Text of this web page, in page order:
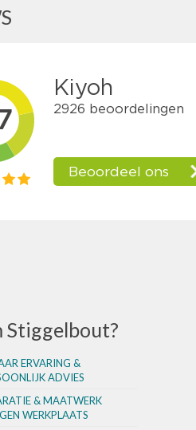
Stiggelbout?
ERVARING &
ADVIES
& MAATWERK
WERKPLAATS